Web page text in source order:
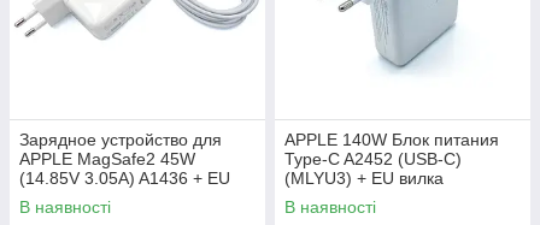
Зарядное устройство для
APPLE MagSafe2 45W
(14.85V 3.05A) A1436 + EU
вилка. ORIGINAL
В наявності
APPLE 140W Блок питания
Type-C A2452 (USB-C)
(MLYU3) + EU вилка
В наявності